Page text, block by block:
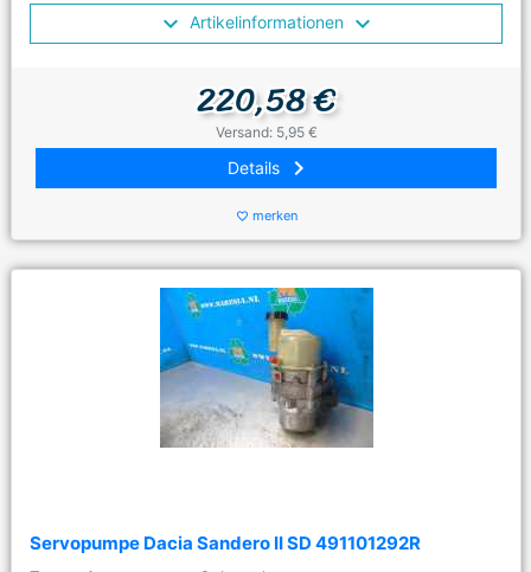
Artikelinformationen
220,58 €
Versand: 5,95 €
Details keyboard_arrow_right
favorite_border merken
Servopumpe Dacia Sandero II SD 491101292R